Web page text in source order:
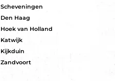
Scheveningen
Den Haag
Hoek van Holland
Katwijk
Kijkduin
Zandvoort